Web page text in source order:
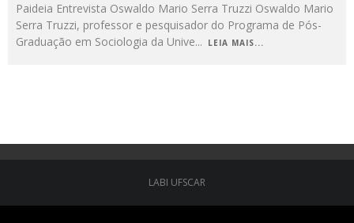
Paideia Entrevista Oswaldo Mario Serra Truzzi Oswaldo Mario
Serra Truzzi, professor e pesquisador do Programa de Pós-
Graduação em Sociologia da Unive... LEIA MAIS...
LABI UFSCAR